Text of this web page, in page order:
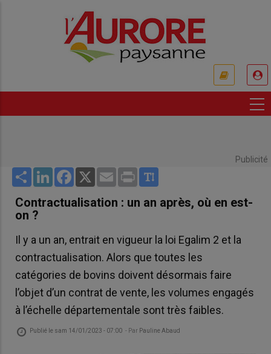
Publicité
Share LinkedInFacebook
X Email Print
Contractualisation : un an après, où en est-
on ?
Il y a un an, entrait en vigueur la loi Egalim 2 et la
contractualisation. Alors que toutes les
catégories de bovins doivent désormais faire
l’objet d’un contrat de vente, les volumes engagés
à l’échelle départementale sont très faibles.
Publié le sam 14/01/2023 - 07:00 - Par Pauline Abaud